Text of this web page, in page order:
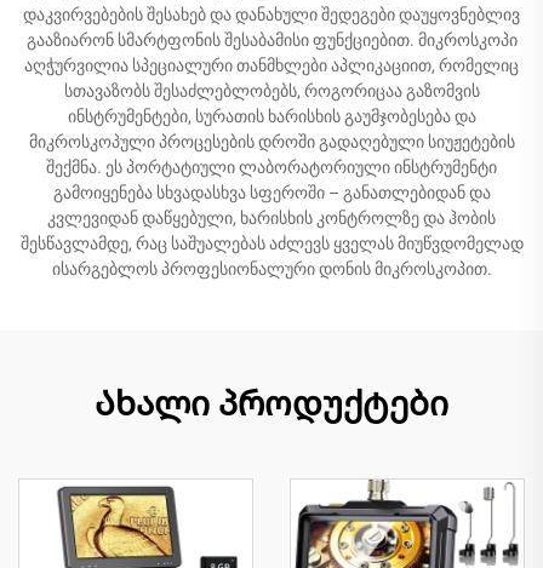
დაკვირვებების შესახებ და დანახული შედეგები დაუყოვნებლივ
გააზიარონ სმარტფონის შესაბამისი ფუნქციებით. მიკროსკოპი
აღჭურვილია სპეციალური თანმხლები აპლიკაციით, რომელიც
სთავაზობს შესაძლებლობებს, როგორიცაა გაზომვის
ინსტრუმენტები, სურათის ხარისხის გაუმჯობესება და
მიკროსკოპული პროცესების დროში გადაღებული სიუჟეტების
შექმნა. ეს პორტატიული ლაბორატორიული ინსტრუმენტი
გამოიყენება სხვადასხვა სფეროში – განათლებიდან და
კვლევიდან დაწყებული, ხარისხის კონტროლზე და ჰობის
შესწავლამდე, რაც საშუალებას აძლევს ყველას მიუწვდომელად
ისარგებლოს პროფესიონალური დონის მიკროსკოპით.
Ახალი პროდუქტები